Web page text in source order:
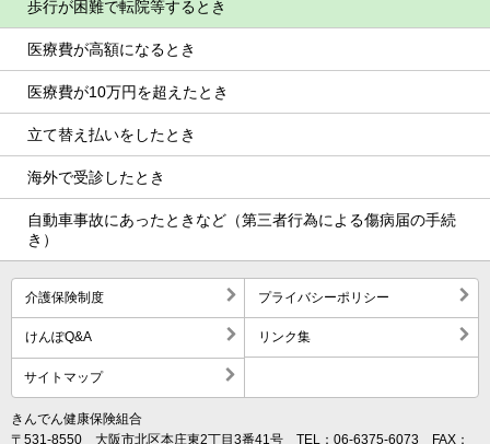
歩行が困難で転院等するとき
医療費が高額になるとき
医療費が10万円を超えたとき
立て替え払いをしたとき
海外で受診したとき
自動車事故にあったときなど（第三者行為による傷病届の手続
き）
介護保険制度 プライバシーポリシー
けんぽQ&A リンク集
サイトマップ
きんでん健康保険組合
〒531-8550 大阪市北区本庄東2丁目3番41号 TEL：06-6375-6073 FAX：